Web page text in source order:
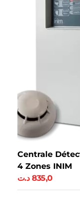
Centrale
4 Zones INIM
835,0 د.ت